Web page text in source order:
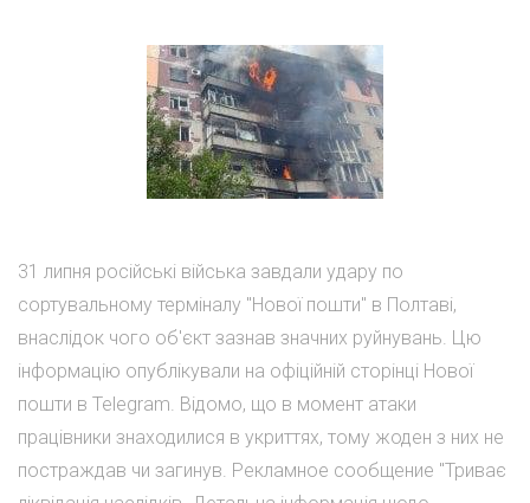
31 липня російські війська завдали удару по
сортувальному терміналу "Нової пошти" в Полтаві,
внаслідок чого об'єкт зазнав значних руйнувань. Цю
інформацію опублікували на офіційній сторінці Нової
пошти в Telegram. Відомо, що в момент атаки
працівники знаходилися в укриттях, тому жоден з них не
постраждав чи загинув. Рекламное сообщение "Триває